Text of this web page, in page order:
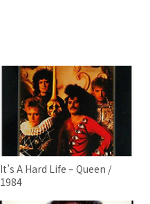
It’s A Hard Life – Queen /
1984